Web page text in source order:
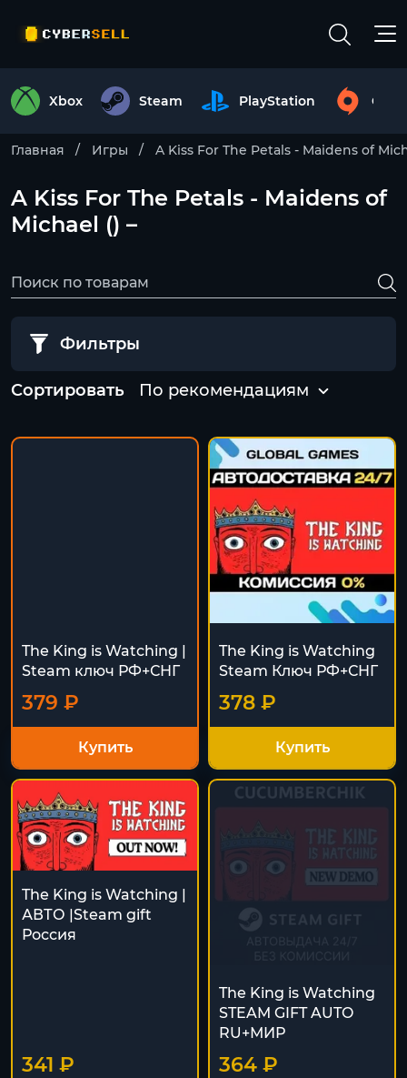
Xbox Steam PlayStation
Главная Игры A Kiss For The Petals - Maidens of
A Kiss For The Petals - Maidens of
Michael () –
Фильтры
Сортировать По рекомендациям
The King is Watching |
Steam ключ РФ+СНГ
379 ₽
Купить
The King is Watching
Steam Ключ РФ+СНГ
378 ₽
Купить
The King is Watching |
АВТО |Steam gift
Россия
341 ₽
The King is Watching
STEAM GIFT AUTO
RU+МИР
364 ₽